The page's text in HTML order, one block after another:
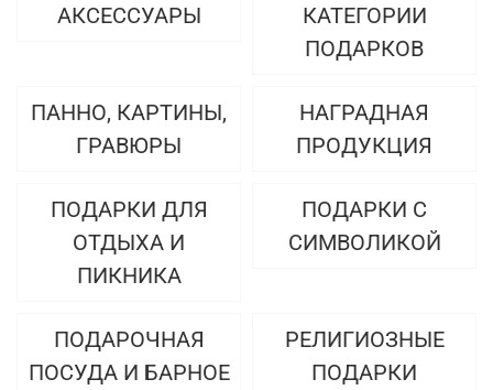
АКСЕССУАРЫ
КАТЕГОРИИ
ПОДАРКОВ
ПАННО, КАРТИНЫ,
ГРАВЮРЫ
НАГРАДНАЯ
ПРОДУКЦИЯ
ПОДАРКИ ДЛЯ
ОТДЫХА И
ПИКНИКА
ПОДАРКИ С
СИМВОЛИКОЙ
ПОДАРОЧНАЯ
ПОСУДА И БАРНОЕ
РЕЛИГИОЗНЫЕ
ПОДАРКИ